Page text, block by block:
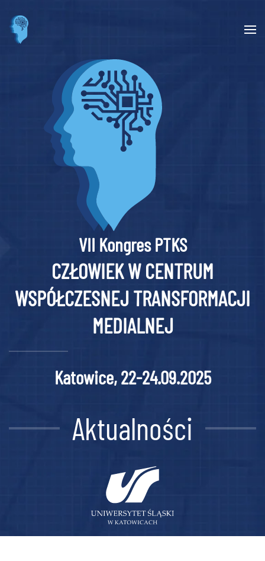
Skip to main content
VII Kongres PTKS
CZŁOWIEK W CENTRUM
WSPÓŁCZESNEJ TRANSFORMACJI
MEDIALNEJ
Katowice, 22-24.09.2025
Aktualności